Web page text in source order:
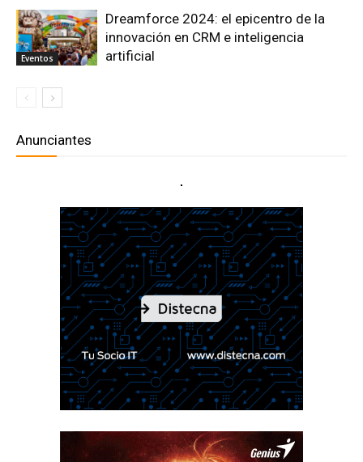
Eventos
Dreamforce 2024: el epicentro de la
innovación en CRM e inteligencia
artificial
Anunciantes